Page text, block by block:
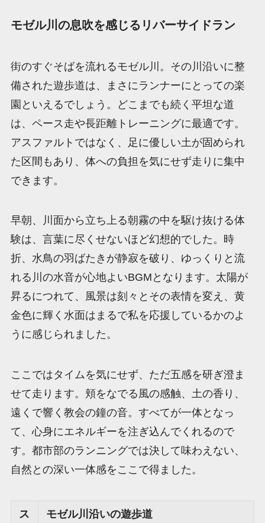
モゼル川の息吹を感じるリバーサイドラン
街のすぐそばを流れるモゼル川。その川沿いに整
備された遊歩道は、まさにランナーにとっての楽
園といえるでしょう。どこまでも続く平坦な道
は、ペース走や長距離トレーニングに最適です。
アスファルトではなく、足に優しい土が固められ
た区間もあり、体への負担を気にせず走りに集中
できます。
早朝、川面から立ち上る朝霧の中を駆け抜ける体
験は、言葉に尽くせないほど幻想的でした。時
折、水鳥の羽ばたきが静寂を破り、ゆっくりと流
れる川の水音が心地よいBGMとなります。太陽が
昇るにつれて、風景は刻々とその表情を変え、黄
金色に輝く水面はまるで私を応援しているかのよ
うに感じられました。
ここではタイムを気にせず、ただ五感を研ぎ澄ま
せて走ります。頬をなでる風の感触、土の香り、
遠くで響く教会の鐘の音。すべてが一体となっ
て、心身にエネルギーを注ぎ込んでくれるので
す。都市部のランニングでは決して味わえない、
自然との深い一体感をここで得ました。
ス
モゼル川沿いの遊歩道